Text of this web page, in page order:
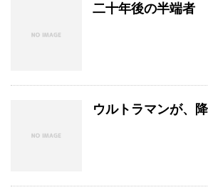
二十年後の半端者
ウルトラマンが、